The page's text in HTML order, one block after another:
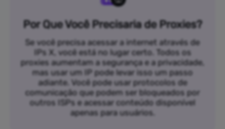
Por Que Você Precisaria de Proxies?
Se você precisa acessar a internet através de
IPs X, você está no lugar certo. Todos os
proxies aumentam a segurança e a privacidade,
mas usar um IP pode levar isso um passo
adiante. Você pode usar protocolos de
comunicação que podem ser bloqueados por
outros ISPs e acessar conteúdo disponível
apenas para usuários.